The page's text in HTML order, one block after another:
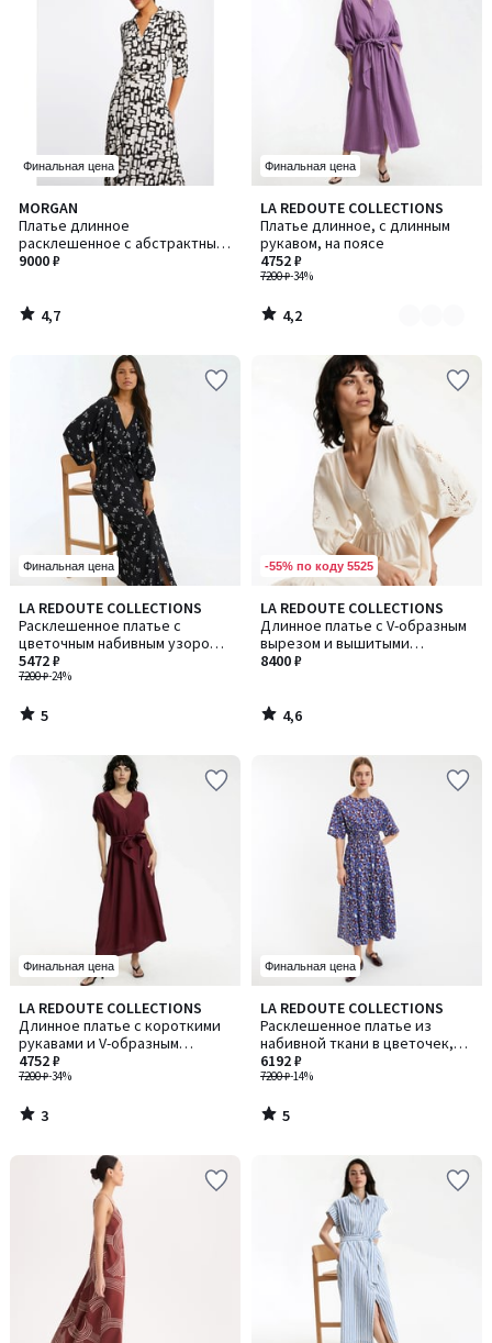
Финальная цена
MORGAN
Платье длинное
расклешенное с абстрактным
принтом
9000 ₽
4,7
/ 5
4,7
/
Финальная цена
LA REDOUTE COLLECTIONS
Платье длинное, с длинным
рукавом, на поясе
7200 ₽-34%
4752 ₽
4,2
/ 5
Количество
цветов:
2
4,2
/
Финальная цена
LA REDOUTE COLLECTIONS
Расклешенное платье с
цветочным набивным узором,
длина рукавов 3/4
7200 ₽-24%
5472 ₽
5
/
5
5
/
-55% по коду 5525
LA REDOUTE COLLECTIONS
Длинное платье с V-образным
вырезом и вышитыми
рукавами
8400 ₽
4,6
/ 5
4,6
/
Финальная цена
LA REDOUTE COLLECTIONS
Длинное платье с короткими
рукавами и V-образным
вырезом, на поясе
7200 ₽-34%
4752 ₽
3
/
5
3
/
Финальная цена
LA REDOUTE COLLECTIONS
Расклешенное платье из
набивной ткани в цветочек,
длинное, рукав короткий
7200 ₽-14%
6192 ₽
5
/
5
5
/